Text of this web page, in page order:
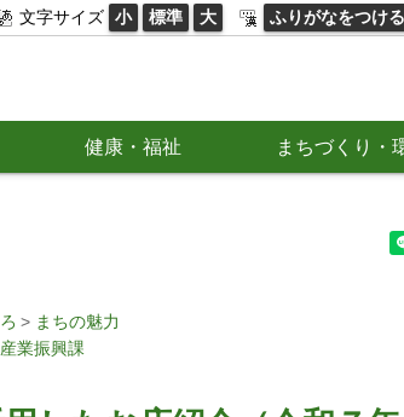
文字サイズ 小 標準 大 ふりがなをつける
健康・福祉 まちづくり・
まちの魅力
産業振興課